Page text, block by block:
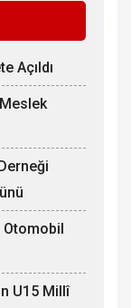
Açıldı
U15 Millî